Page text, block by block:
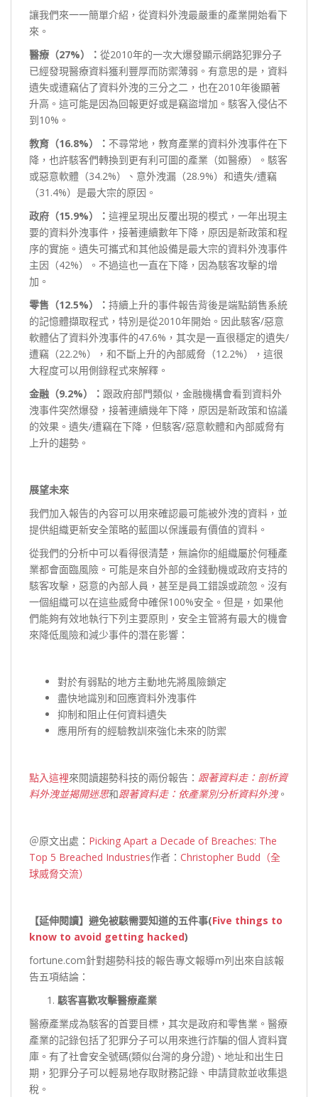
讓我們來一一簡單介紹，從資料外洩最嚴重的產業開始看下
來。
醫療（27%）： 從2010年的一次大爆發顯示網路犯罪分子
已經發現醫療資料獲利豐厚而防禦薄弱。有意思的是，資料
遺失或遭竊佔了資料外洩的三分之二，也在2010年後顯著
升高。這可能是因為回報更好或是竊盜增加。駭客入侵佔不
到10%。
教育（16.8%）： 不尋常地，教育產業的資料外洩事件在下
降，也許駭客們轉換到更有利可圖的產業（如醫療）。駭客
或惡意軟體（34.2%）、意外洩漏（28.9%）和遺失/遭竊
（31.4%）是最大宗的原因。
政府（15.9%）： 這裡呈現出反覆出現的模式，一年出現主
要的資料外洩事件，接著連續數年下降，原因是新政策和程
序的實施。遺失可攜式和其他設備是最大宗的資料外洩事件
主因（42%）。不過這也一直在下降，因為駭客攻擊的增
加。
零售（12.5%）： 持續上升的事件報告背後是端點銷售系統
的記憶體擷取程式，特別是從2010年開始。因此駭客/惡意
軟體佔了資料外洩事件的47.6%，其次是一直很穩定的遺失/
遭竊（22.2%），和不斷上升的內部威脅（12.2%），這很
大程度可以用側錄程式來解釋。
金融（9.2%）： 跟政府部門類似，金融機構會看到資料外
洩事件突然爆發，接著連續幾年下降，原因是新政策和協議
的效果。遺失/遭竊在下降，但駭客/惡意軟體和內部威脅有
上升的趨勢。
展望未來
我們加入報告的內容可以用來確認最可能被外洩的資料，並
提供組織更新安全策略的藍圖以保護最有價值的資料。
從我們的分析中可以看得很清楚，無論你的組織屬於何種產
業都會面臨風險。可能是來自外部的金錢動機或政府支持的
駭客攻擊，惡意的內部人員，甚至是員工錯誤或疏忽。沒有
一個組織可以在這些威脅中確保100%安全。但是，如果他
們能夠有效地執行下列主要原則，安全主管將有最大的機會
來降低風險和減少事件的潛在影響：
對於有弱點的地方主動地先將風險鎖定
盡快地識別和回應資料外洩事件
抑制和阻止任何資料遺失
應用所有的經驗教訓來強化未來的防禦
點入這裡來閱讀趨勢科技的兩份報告： 跟著資料走：剖析資
料外洩並揭開迷思和跟著資料走： 依產業別分析資料外洩。
＠原文出處： Picking Apart a Decade of Breaches: The
Top 5 Breached Industries作者： Christopher Budd（全
球威脅交流）
【延伸閱讀】避免被駭需要知道的五件事(Five things to
know to avoid getting hacked)
fortune.com針對趨勢科技的報告專文報導m列出來自該報
告五項結論：
駭客喜歡攻擊醫療產業
醫療產業成為駭客的首要目標，其次是政府和零售業。醫療
產業的記錄包括了犯罪分子可以用來進行詐騙的個人資料寶
庫。有了社會安全號碼(類似台灣的身分證)、地址和出生日
期，犯罪分子可以輕易地存取財務記錄、申請貸款並收集退
稅。